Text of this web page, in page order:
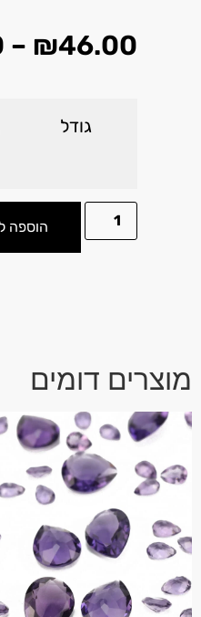
₪46.00
–
גודל
הוספה
מוצרים דומים